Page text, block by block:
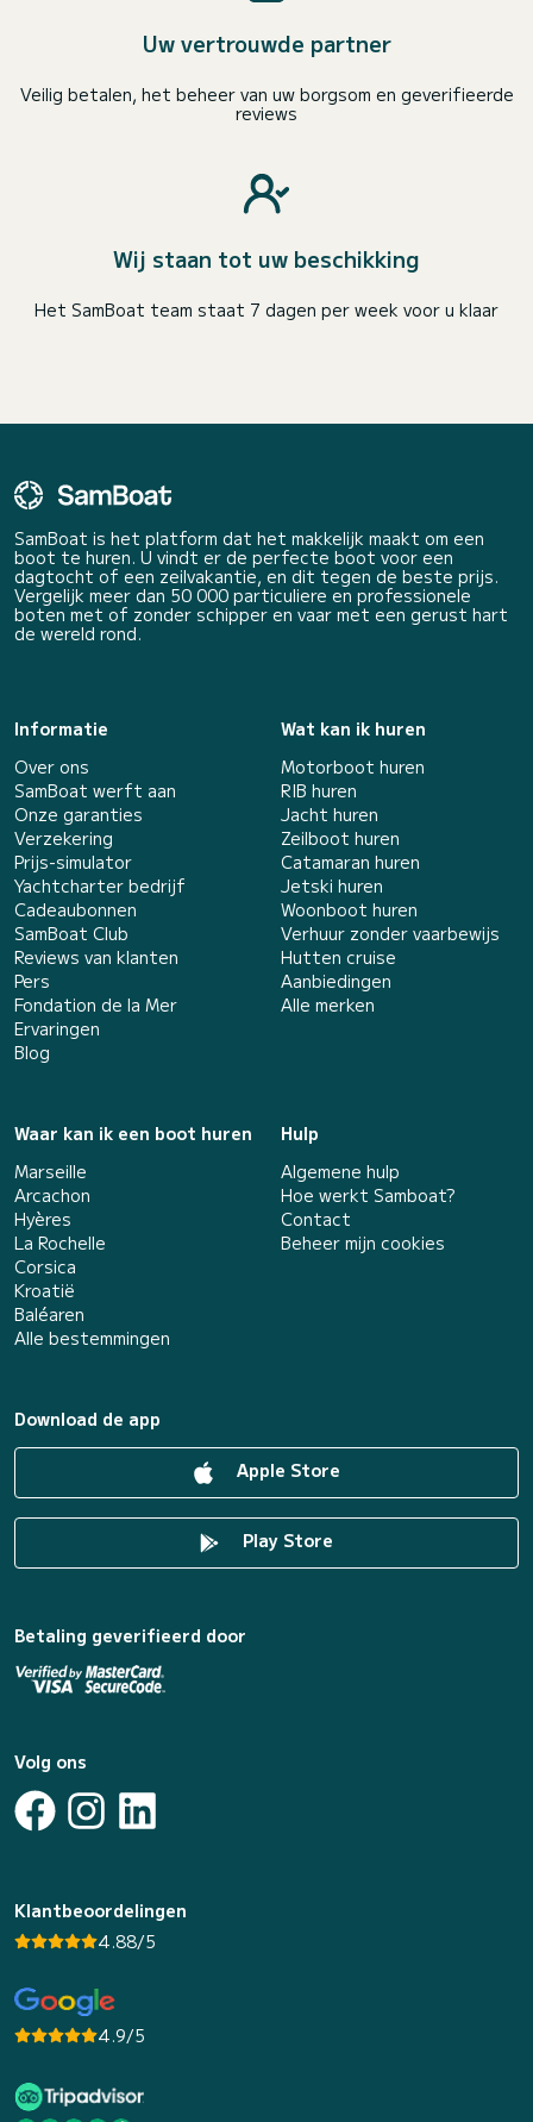
Uw vertrouwde partner
Veilig betalen, het beheer van uw borgsom en geverifieerde
reviews
Wij staan tot uw beschikking
Het SamBoat team staat 7 dagen per week voor u klaar
SamBoat is het platform dat het makkelijk maakt om een
boot te huren. U vindt er de perfecte boot voor een
dagtocht of een zeilvakantie, en dit tegen de beste prijs.
Vergelijk meer dan 50 000 particuliere en professionele
boten met of zonder schipper en vaar met een gerust hart
de wereld rond.
Informatie
Over ons
SamBoat werft aan
Onze garanties
Verzekering
Prijs-simulator
Yachtcharter bedrijf
Cadeaubonnen
SamBoat Club
Reviews van klanten
Pers
Fondation de la Mer
Ervaringen
Blog
Wat kan ik huren
Motorboot huren
RIB huren
Jacht huren
Zeilboot huren
Catamaran huren
Jetski huren
Woonboot huren
Verhuur zonder vaarbewijs
Hutten cruise
Aanbiedingen
Alle merken
Waar kan ik een boot huren
Marseille
Arcachon
Hyères
La Rochelle
Corsica
Kroatië
Baléaren
Alle bestemmingen
Hulp
Algemene hulp
Hoe werkt Samboat?
Contact
Beheer mijn cookies
Download de app
Apple Store
Play Store
Betaling geverifieerd door
Volg ons
Klantbeoordelingen
4.88/5
4.9/5